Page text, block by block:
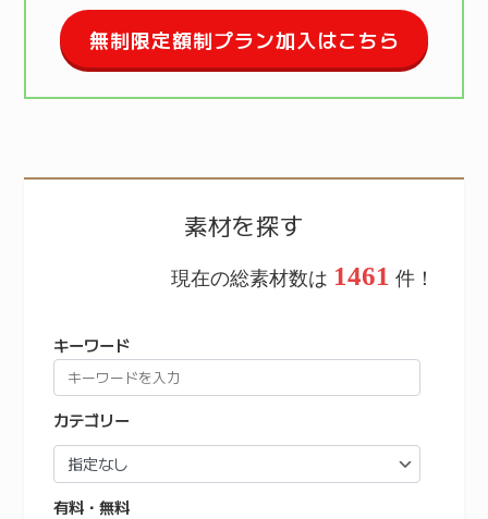
無制限定額制プラン加入はこちら
素材を探す
現在の総素材数は 1461 件！
キーワード
カテゴリー
有料・無料